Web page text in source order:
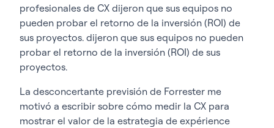
profesionales de CX dijeron que sus equipos no
pueden probar el retorno de la inversión (ROI) de
sus proyectos. dijeron que sus equipos no pueden
probar el retorno de la inversión (ROI) de sus
proyectos.
La desconcertante previsión de Forrester me
motivó a escribir sobre cómo medir la CX para
mostrar el valor de la estrategia de expérience